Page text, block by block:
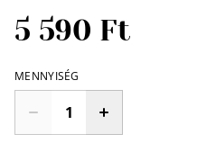
5 590 Ft
MENNYISÉG